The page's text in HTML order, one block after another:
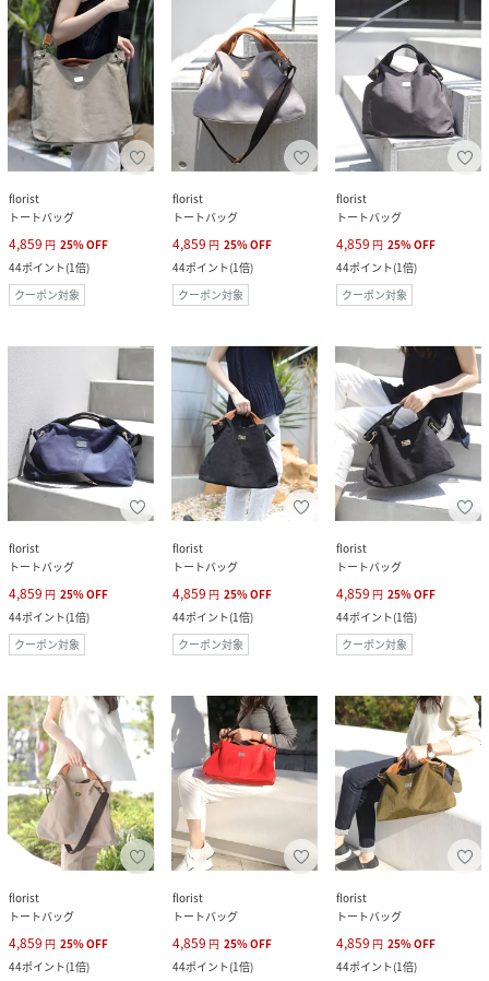
florist
トートバッグ
4,859 円 25%OFF
44ポイント(1倍)
クーポン対象
florist
トートバッグ
4,859 円 25%OFF
44ポイント(1倍)
クーポン対象
florist
トートバッグ
4,859 円 25%OFF
44ポイント(1倍)
クーポン対象
florist
トートバッグ
4,859 円 25%OFF
44ポイント(1倍)
クーポン対象
florist
トートバッグ
4,859 円 25%OFF
44ポイント(1倍)
クーポン対象
florist
トートバッグ
4,859 円 25%OFF
44ポイント(1倍)
クーポン対象
florist
トートバッグ
4,859 円 25%OFF
44ポイント(1倍)
florist
トートバッグ
4,859 円 25%OFF
44ポイント(1倍)
florist
トートバッグ
4,859 円 25%OFF
44ポイント(1倍)